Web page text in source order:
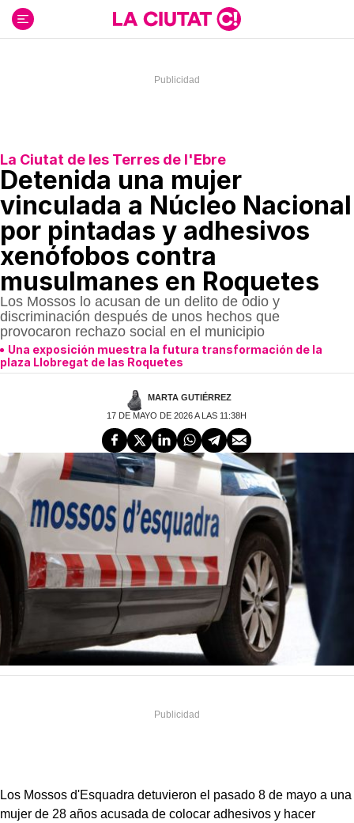
contenido
La Ciutat de les Terres de l'Ebre
Detenida una mujer
vinculada a Núcleo Nacional
por pintadas y adhesivos
xenófobos contra
musulmanes en Roquetes
Los Mossos lo acusan de un delito de odio y
discriminación después de unos hechos que
provocaron rechazo social en el municipio
Una exposición muestra la futura transformación de la
plaza Llobregat de las Roquetes
MARTA GUTIÉRREZ
17 DE MAYO DE 2026 A LAS 11:38H
Los Mossos d'Esquadra detuvieron el pasado 8 de mayo a una
mujer de 28 años acusada de colocar adhesivos y hacer